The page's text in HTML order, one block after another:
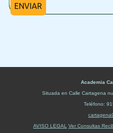
ENVIAR
Academia
Situada en Calle Cartagena
Teléfono:
AVISO LEGAL
Ver Consultas